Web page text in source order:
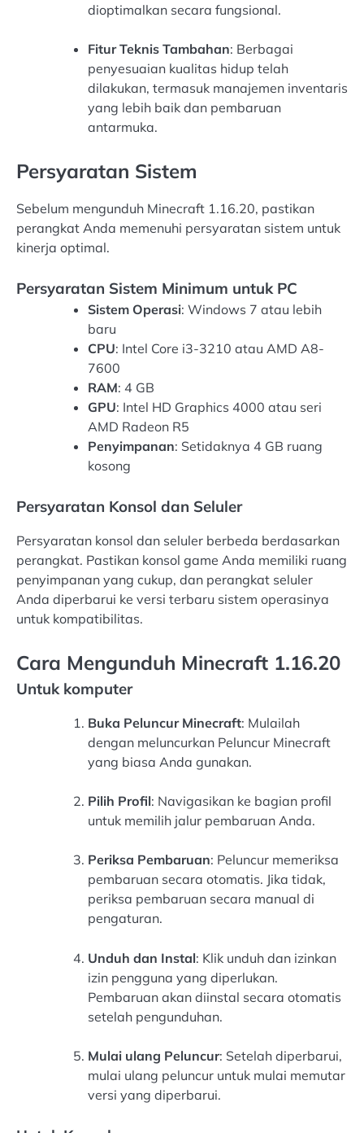
dioptimalkan secara fungsional.
Fitur Teknis Tambahan: Berbagai
penyesuaian kualitas hidup telah
dilakukan, termasuk manajemen inventaris
yang lebih baik dan pembaruan
antarmuka.
Persyaratan Sistem
Sebelum mengunduh Minecraft 1.16.20, pastikan
perangkat Anda memenuhi persyaratan sistem untuk
kinerja optimal.
Persyaratan Sistem Minimum untuk PC
Sistem Operasi: Windows 7 atau lebih
baru
CPU: Intel Core i3-3210 atau AMD A8-
7600
RAM: 4 GB
GPU: Intel HD Graphics 4000 atau seri
AMD Radeon R5
Penyimpanan: Setidaknya 4 GB ruang
kosong
Persyaratan Konsol dan Seluler
Persyaratan konsol dan seluler berbeda berdasarkan
perangkat. Pastikan konsol game Anda memiliki ruang
penyimpanan yang cukup, dan perangkat seluler
Anda diperbarui ke versi terbaru sistem operasinya
untuk kompatibilitas.
Cara Mengunduh Minecraft 1.16.20
Untuk komputer
Buka Peluncur Minecraft: Mulailah
dengan meluncurkan Peluncur Minecraft
yang biasa Anda gunakan.
Pilih Profil: Navigasikan ke bagian profil
untuk memilih jalur pembaruan Anda.
Periksa Pembaruan: Peluncur memeriksa
pembaruan secara otomatis. Jika tidak,
periksa pembaruan secara manual di
pengaturan.
Unduh dan Instal: Klik unduh dan izinkan
izin pengguna yang diperlukan.
Pembaruan akan diinstal secara otomatis
setelah pengunduhan.
Mulai ulang Peluncur: Setelah diperbarui,
mulai ulang peluncur untuk mulai memutar
versi yang diperbarui.